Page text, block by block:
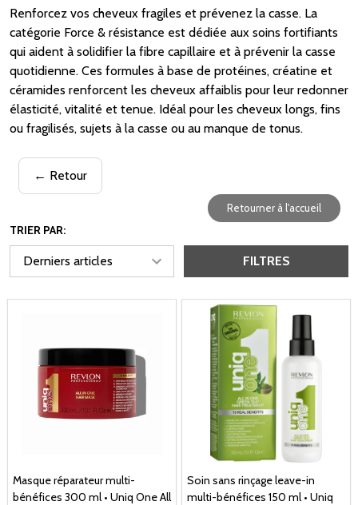
Renforcez vos cheveux fragiles et prévenez la casse. La
catégorie Force & résistance est dédiée aux soins fortifiants
qui aident à solidifier la fibre capillaire et à prévenir la casse
quotidienne. Ces formules à base de protéines, créatine et
céramides renforcent les cheveux affaiblis pour leur redonner
élasticité, vitalité et tenue. Idéal pour les cheveux longs, fins
ou fragilisés, sujets à la casse ou au manque de tonus.
← Retour
Retourner à l'accueil
TRIER PAR:
FILTRES
Masque réparateur multi-
bénéfices 300 ml • Uniq One All
Soin sans rinçage leave-in
multi-bénéfices 150 ml • Uniq